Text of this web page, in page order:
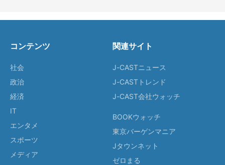
コンテンツ
社会
政治
経済
IT
エンタメ
スポーツ
メディア
関連サイト
J-CASTニュース
J-CASTトレンド
J-CAST会社ウォッチ
BOOKウォッチ
東京バーゲンマニア
Jタウンネット
ゼロまる